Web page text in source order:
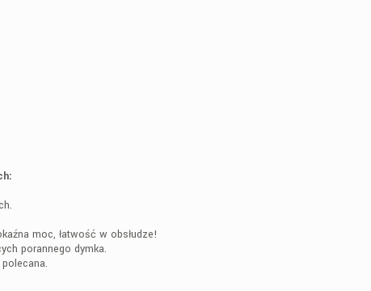
moc, łatwość w obsłudze!
porannego dymka.